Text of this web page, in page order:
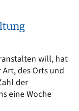
will, hat
des Orts und
der
eine Woche